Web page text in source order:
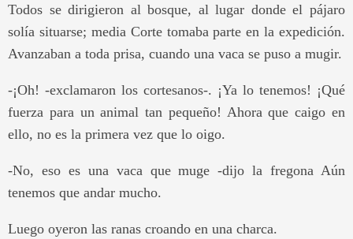
Todos se dirigieron al bosque, al lugar donde el pájaro
solía situarse; media Corte tomaba parte en la expedición.
Avanzaban a toda prisa, cuando una vaca se puso a mugir.
-¡Oh! -exclamaron los cortesanos-. ¡Ya lo tenemos! ¡Qué
fuerza para un animal tan pequeño! Ahora que caigo en
ello, no es la primera vez que lo oigo.
-No, eso es una vaca que muge -dijo la fregona Aún
tenemos que andar mucho.
Luego oyeron las ranas croando en una charca.